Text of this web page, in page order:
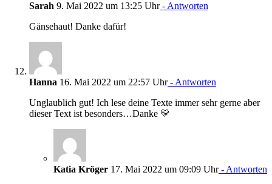
Sarah 9. Mai 2022 um 13:25 Uhr- Antworten
Gänsehaut! Danke dafür!
Hanna 16. Mai 2022 um 22:57 Uhr- Antworten
Unglaublich gut! Ich lese deine Texte immer sehr gerne aber
dieser Text ist besonders…Danke 💛
Katia Kröger 17. Mai 2022 um 09:09 Uhr- Antworten